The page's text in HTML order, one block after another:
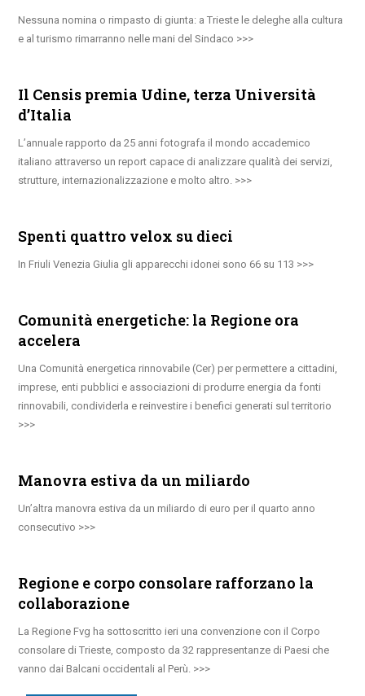
Nessuna nomina o rimpasto di giunta: a Trieste le deleghe alla cultura
e al turismo rimarranno nelle mani del Sindaco
Il Censis premia Udine, terza Università
d’Italia
L’annuale rapporto da 25 anni fotografa il mondo accademico
italiano attraverso un report capace di analizzare qualità dei servizi,
strutture, internazionalizzazione e molto altro.
Spenti quattro velox su dieci
In Friuli Venezia Giulia gli apparecchi idonei sono 66 su 113
Comunità energetiche: la Regione ora
accelera
Una Comunità energetica rinnovabile (Cer) per permettere a cittadini,
imprese, enti pubblici e associazioni di produrre energia da fonti
rinnovabili, condividerla e reinvestire i benefici generati sul territorio
Manovra estiva da un miliardo
Un’altra manovra estiva da un miliardo di euro per il quarto anno
consecutivo
Regione e corpo consolare rafforzano la
collaborazione
La Regione Fvg ha sottoscritto ieri una convenzione con il Corpo
consolare di Trieste, composto da 32 rappresentanze di Paesi che
vanno dai Balcani occidentali al Perù.